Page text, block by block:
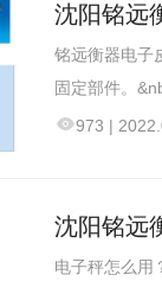
沈阳铭远
铭远衡器电子
固定部件。
973 |
沈阳铭远
电子秤怎么用